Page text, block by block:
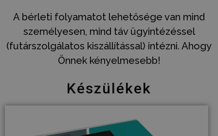
A bérleti folyamatot lehetősége van mind
személyesen, mind táv ügyintézéssel
(futárszolgálatos kiszállítással) intézni. Ahogy
Önnek kényelmesebb!
Készülékek